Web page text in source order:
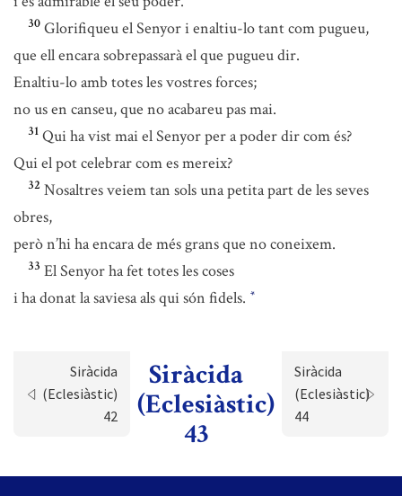
30 Glorifiqueu el Senyor i enaltiu-lo tant com pugueu,
que ell encara sobrepassarà el que pugueu dir.
Enaltiu-lo amb totes les vostres forces;
no us en canseu, que no acabareu pas mai.
31 Qui ha vist mai el Senyor per a poder dir com és?
Qui el pot celebrar com es mereix?
32 Nosaltres veiem tan sols una petita part de les seves
obres,
però n’hi ha encara de més grans que no coneixem.
33 El Senyor ha fet totes les coses
i ha donat la saviesa als qui són fidels. *
Siràcida
(Eclesiàstic)
42
Siràcida
(Eclesiàstic)
43
Siràcida
(Eclesiàstic)
44